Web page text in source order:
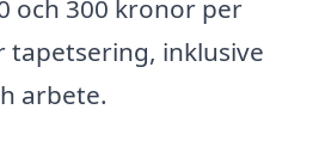
och 300 kronor per
inklusive
arbete.